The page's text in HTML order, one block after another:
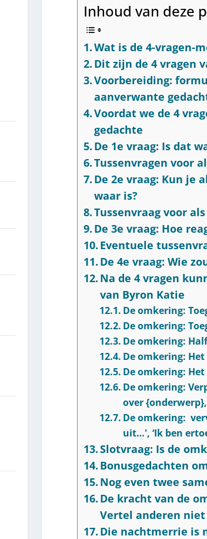
Inhoud van deze
Wat is de 4-vragen-
Dit zijn de 4 vragen
Voorbereiding:
aanverwante
Voordat we de 4
gedachte
De 1e vraag: Is dat
Tussenvragen voor
De 2e vraag: Kun je
waar is?
Tussenvraag voor
De 3e vraag: Hoe
Eventuele
De 4e vraag: Wie
Na de 4 vragen
van Byron Katie
De omkering:
De omkering:
De omkering:
De omkering:
De omkering:
De omkering:
over
De omkering:
uit…', ‘Ik ben
Slotvraag: Is de
Bonusgedachten
Nog even twee
De kracht van de
Vertel anderen
Die nachtmerrie is